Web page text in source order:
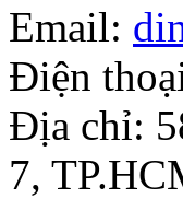
Email:
Điện
Địa chỉ:
7,